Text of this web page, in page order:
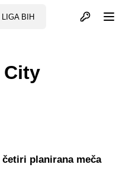
LIGA BIH Otvori
City
planirana meča